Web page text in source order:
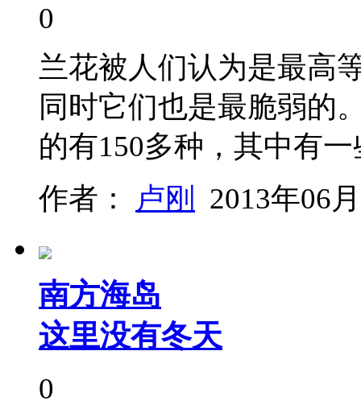
0
兰花被人们认为是最高
同时它们也是最脆弱的
的有150多种，其中有
作者：
卢刚 2013年06
南方海岛
这里没有冬天
0